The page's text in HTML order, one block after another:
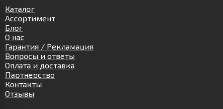
Каталог
Ассортимент
Блог
О нас
Гарантия / Рекламация
Вопросы и ответы
Оплата и доставка
Партнерство
Контакты
Отзывы